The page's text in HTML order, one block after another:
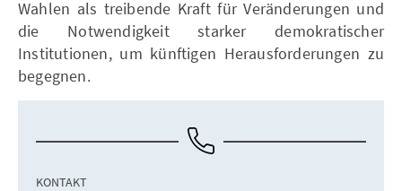
Wahlen als treibende Kraft für Veränderungen und
die Notwendigkeit starker demokratischer
Institutionen, um künftigen Herausforderungen zu
begegnen.
KONTAKT